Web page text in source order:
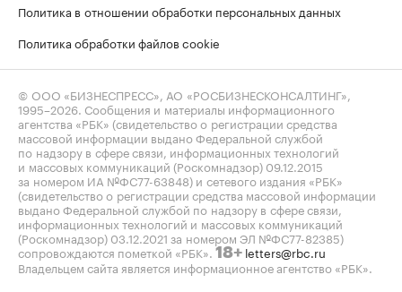
Политика в отношении обработки персональных данных
Политика обработки файлов cookie
© ООО «БИЗНЕСПРЕСС», АО «РОСБИЗНЕСКОНСАЛТИНГ»,
1995–2026 . Сообщения и материалы информационного
агентства «РБК» (свидетельство о регистрации средства
массовой информации выдано Федеральной службой
по надзору в сфере связи, информационных технологий
и массовых коммуникаций (Роскомнадзор) 09.12.2015
за номером ИА №ФС77-63848) и сетевого издания «РБК»
(свидетельство о регистрации средства массовой информации
выдано Федеральной службой по надзору в сфере связи,
информационных технологий и массовых коммуникаций
(Роскомнадзор) 03.12.2021 за номером ЭЛ №ФС77-82385)
сопровождаются пометкой «РБК». 18+ letters@rbc.ru
Владельцем сайта является информационное агентство «РБК».